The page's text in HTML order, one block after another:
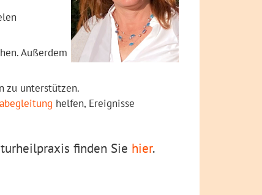
Außerdem
zu unterstützen.
helfen, Ereignisse
finden Sie hier.